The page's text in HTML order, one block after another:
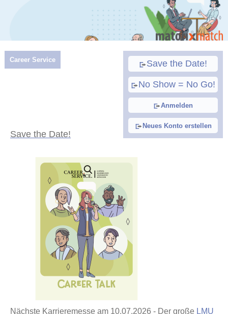
Save the Date!
No Show = No Go!
Anmelden
Neues Konto erstellen
Career Service
Save the Date!
Nächste Karrieremesse am 10.07.2026 - Der große LMU